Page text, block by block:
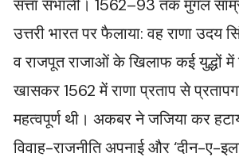
सत्ता सँभाली। 1562–93 तक मुगल
उत्तरी भारत पर फैलाया: वह राणा उदय
व राजपूत राजाओं के खिलाफ कई युद्धों में
खासकर 1562 में राणा प्रताप से
महत्वपूर्ण थी। अकबर ने जजिया कर
विवाह-राजनीति अपनाई और ‘दीन-ए-